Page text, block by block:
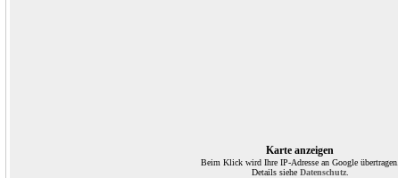
Karte anzeigen
Beim Klick wird Ihre IP-Adresse an Google übertragen.
Details siehe Datenschutz.